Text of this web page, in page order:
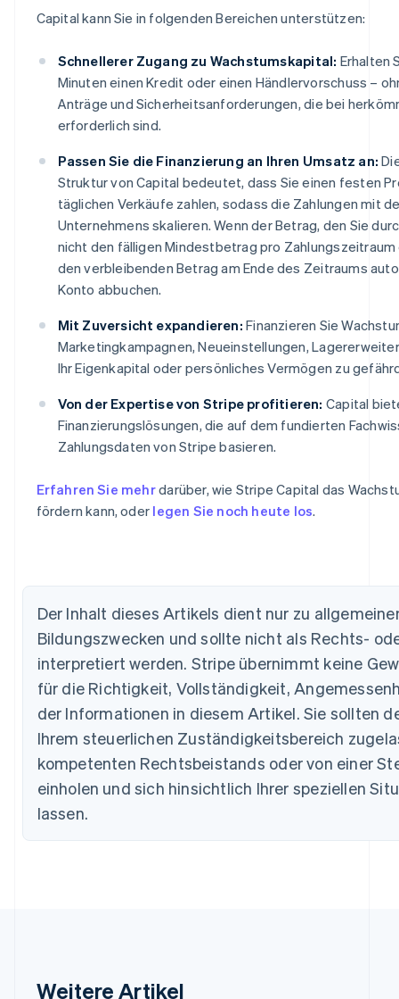
Capital kann Sie in folgenden Bereichen unterstützen:
Schnellerer Zugang zu Wachstumskapital: Erhalten
Minuten einen Kredit oder einen Händlervorschuss –
Anträge und Sicherheitsanforderungen, die bei
erforderlich sind.
Passen Sie die Finanzierung an Ihren Umsatz an:
Struktur von Capital bedeutet, dass Sie einen festen
täglichen Verkäufe zahlen, sodass die Zahlungen mit
Unternehmens skalieren. Wenn der Betrag, den Sie
nicht den fälligen Mindestbetrag pro
den verbleibenden Betrag am Ende des Zeitraums
Konto abbuchen.
Mit Zuversicht expandieren: Finanzieren Sie
Marketingkampagnen, Neueinstellungen,
Ihr Eigenkapital oder persönliches Vermögen zu
Von der Expertise von Stripe profitieren: Capital
Finanzierungslösungen, die auf dem fundierten
Zahlungsdaten von Stripe basieren.
Erfahren Sie mehrdarüber, wie Stripe Capital das
fördern kann, oder legen Sie noch heute los.
Der Inhalt dieses Artikels dient nur zu
Bildungszwecken und sollte nicht als Rechts-
interpretiert werden. Stripe übernimmt keine
für die Richtigkeit, Vollständigkeit,
der Informationen in diesem Artikel. Sie sollten
Ihrem steuerlichen Zuständigkeitsbereich
kompetenten Rechtsbeistands oder von einer
einholen und sich hinsichtlich Ihrer speziellen
lassen.
Weitere Artikel
Australien
Belgien
NederlandsFrançaisDeutschEnglish
Brasilien
PortuguêsEnglish
Bulgarien
English
Dänemark
English
Deutschland
Estland
English
English